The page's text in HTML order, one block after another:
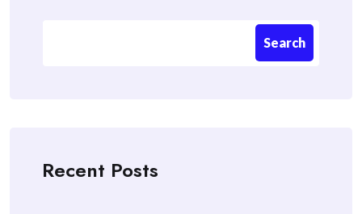
Search
Recent Posts